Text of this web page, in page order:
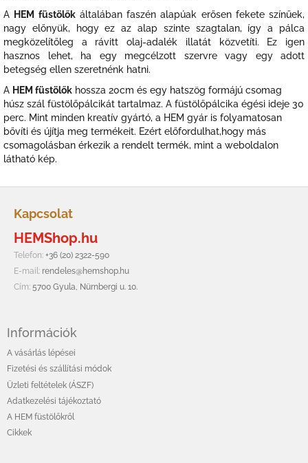
A HEM füstölők általában faszén alapúak erősen fekete színűek,
nagy előnyük, hogy ez az alap szinte szagtalan, így a pálca
megközelítőleg a rávitt olaj-adalék illatát közvetíti. Ez igen
hasznos lehet, ha egy megcélzott szervre vagy egy adott
betegség ellen szeretnénk hatni.
A HEM füstölők hossza 20cm és egy hatszög formájú csomag
húsz szál füstölőpálcikát tartalmaz. A füstölőpálcika égési ideje 30
perc. Mint minden kreatív gyártó, a HEM gyár is folyamatosan
bővíti és újítja meg termékeit. Ezért előfordulhat,hogy más
csomagolásban érkezik a rendelt termék, mint a weboldalon
látható kép.
Kapcsolat
HEMShop.hu
Telefon: +36 (20) 2322-590
E-mail: rendeles@hemshop.hu
Cím: 5700 Gyula, Nürnbergi u. 10.
Információk
A vásárlás lépései
Fizetési és szállítási módok
Üzleti feltételek (ÁSZF)
Adatkezelési tájékoztató
A HEM füstölőkről
Cikkek